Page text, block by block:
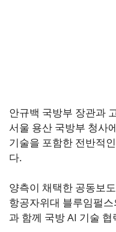
안규백 국방부 장관과
서울 용산 국방부 청사
기술을 포함한 전반적
다.
양측이 채택한 공동보
항공자위대 블루임펄
과 함께 국방 AI 기술